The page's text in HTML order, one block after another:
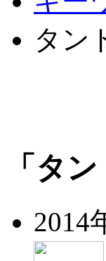
タン
「タ
2014